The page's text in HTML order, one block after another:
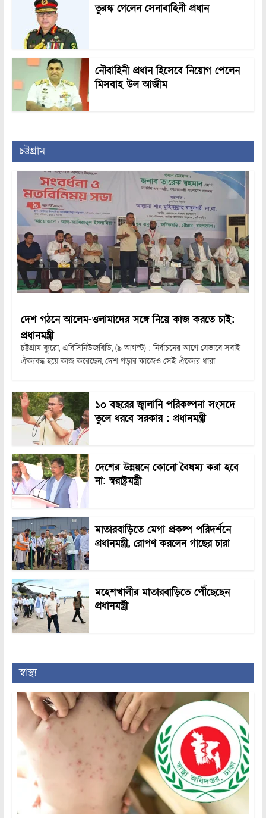
তুরস্ক গেলেন সেনাবাহিনী প্রধান
নৌবাহিনী প্রধান হিসেবে নিয়োগ পেলেন
মিসবাহ উল আজীম
চট্টগ্রাম
দেশ গঠনে আলেম-ওলামাদের সঙ্গে নিয়ে কাজ করতে চাই:
প্রধানমন্ত্রী
চট্টগ্রাম ব্যুরো, এবিসিনিউজবিডি, (৯ আগস্ট) : নির্বাচনের আগে যেভাবে সবাই
ঐক্যবদ্ধ হয়ে কাজ করেছেন, দেশ গড়ার কাজেও সেই ঐক্যের ধারা
১০ বছরের জ্বালানি পরিকল্পনা সংসদে
তুলে ধরবে সরকার : প্রধানমন্ত্রী
দেশের উন্নয়নে কোনো বৈষম্য করা হবে
না: স্বরাষ্ট্রমন্ত্রী
মাতারবাড়িতে মেগা প্রকল্প পরিদর্শনে
প্রধানমন্ত্রী, রোপণ করলেন গাছের চারা
মহেশখালীর মাতারবাড়িতে পৌঁছেছেন
প্রধানমন্ত্রী
স্বাস্থ্য